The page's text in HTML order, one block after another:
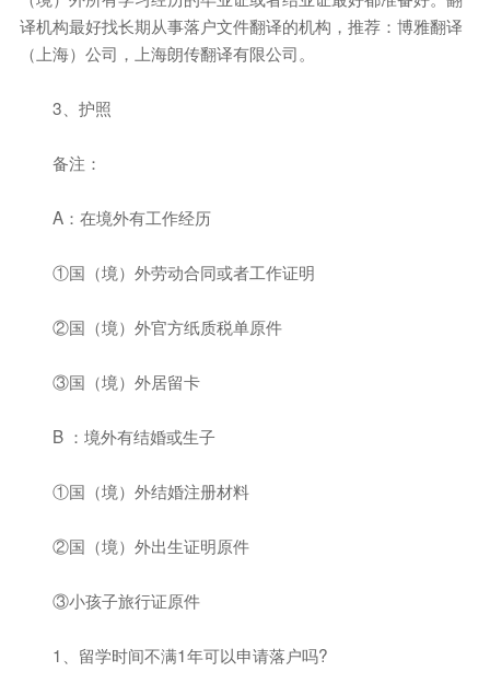
译机构最好找长期从事落户文件翻译的机构，推荐：博雅翻译
（上海）公司，上海朗传翻译有限公司。
3、护照
备注：
A：在境外有工作经历
①国（境）外劳动合同或者工作证明
②国（境）外官方纸质税单原件
③国（境）外居留卡
B ：境外有结婚或生子
①国（境）外结婚注册材料
②国（境）外出生证明原件
③小孩子旅行证原件
1、留学时间不满1年可以申请落户吗?